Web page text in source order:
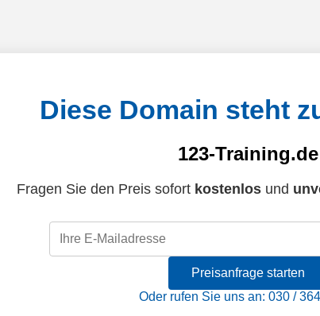
Diese Domain steht
123-Training.de
Fragen Sie den Preis sofort kostenlosund
Preisanfrage starten
Oder rufen Sie uns an: 030 /